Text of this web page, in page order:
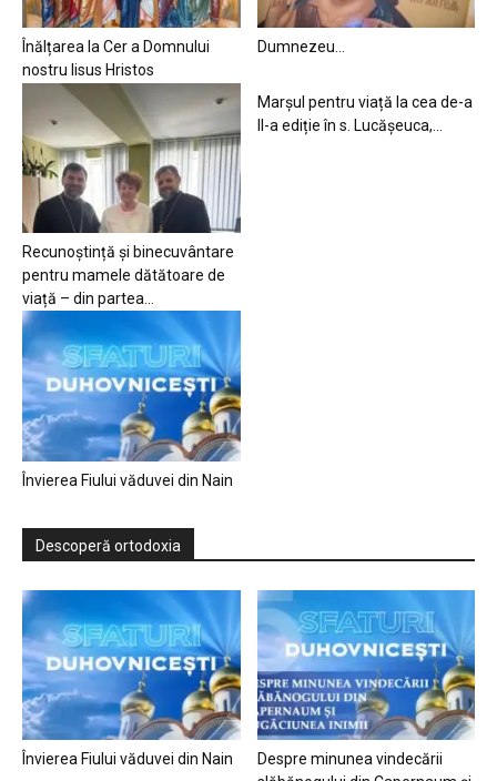
Înălțarea la Cer a Domnului
nostru Iisus Hristos
Dumnezeu…
Recunoștință și binecuvântare
pentru mamele dătătoare de
viață – din partea...
Marșul pentru viață la cea de-a
II-a ediție în s. Lucășeuca,...
Învierea Fiului văduvei din Nain
Descoperă ortodoxia
Învierea Fiului văduvei din Nain
Despre minunea vindecării